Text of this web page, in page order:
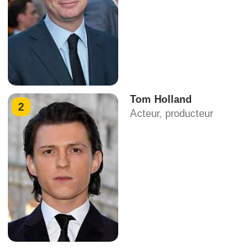
2
Tom Holland
Acteur, producteur